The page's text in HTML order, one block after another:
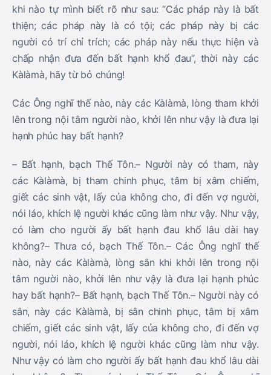
khi nào tự mình biết rõ như sau: “Các pháp này là bất
thiện; các pháp này là có tội; các pháp này bị các
người có trí chỉ trích; các pháp này nếu thực hiện và
chấp nhận đưa đến bất hạnh khổ đau”, thời này các
Kàlàmà, hãy từ bỏ chúng!
Các Ông nghĩ thế nào, này các Kàlàmà, lòng tham khởi
lên trong nội tâm người nào, khởi lên như vậy là đưa lại
hạnh phúc hay bất hạnh?
– Bất hạnh, bạch Thế Tôn.– Người này có tham, này
các Kàlàmà, bị tham chinh phục, tâm bị xâm chiếm,
giết các sinh vật, lấy của không cho, đi đến vợ người,
nói láo, khích lệ người khác cũng làm như vậy. Như vậy,
có làm cho người ấy bất hạnh đau khổ lâu dài hay
không?– Thưa có, bạch Thế Tôn.– Các Ông nghĩ thế
nào, này các Kàlàmà, lòng sân khi khởi lên trong nội
tâm người nào, khởi lên như vậy là đưa lại hạnh phúc
hay bất hạnh?– Bất hạnh, bạch Thế Tôn.– Người này có
sân, này các Kàlàmà, bị sân chinh phục, tâm bị xâm
chiếm, giết các sinh vật, lấy của không cho, đi đến vợ
người, nói láo, khích lệ người khác cũng làm như vậy.
Như vậy có làm cho người ấy bất hạnh đau khổ lâu dài